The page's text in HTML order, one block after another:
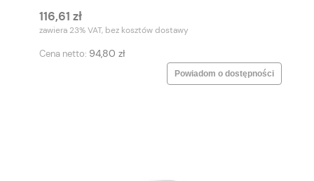
116,61 zł
zawiera 23% VAT, bez kosztów dostawy
Cena netto: 94,80 zł
Powiadom o dostępności